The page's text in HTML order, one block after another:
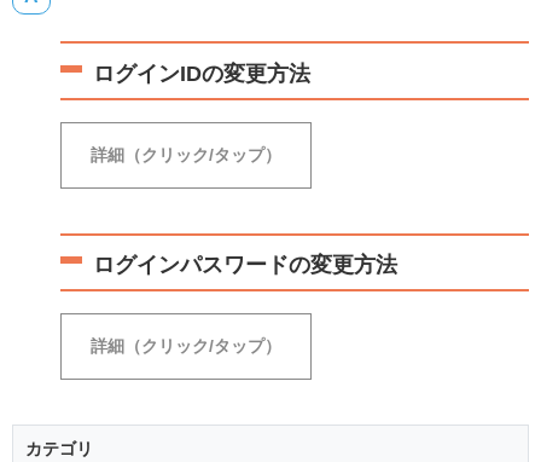
ログインIDの変更方法
詳細（クリック/タップ）
ューの［ お客さま情報 ］を選択します。
ログインパスワードの変更方法
詳細（クリック/タップ）
ューの［ お客さま情報 ］を選択します。
カテゴリ